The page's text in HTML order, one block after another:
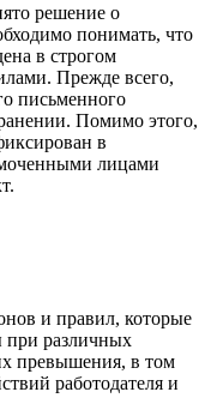
решение о
понимать, что
в строгом
Прежде всего,
письменного
Помимо этого,
в
лицами
и правил, которые
при различных
превышения, в том
работодателя и